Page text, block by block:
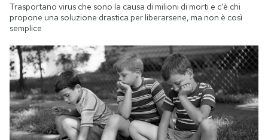
Trasportano virus che sono la causa di milioni di morti e c'è chi
propone una soluzione drastica per liberarsene, ma non è così
semplice